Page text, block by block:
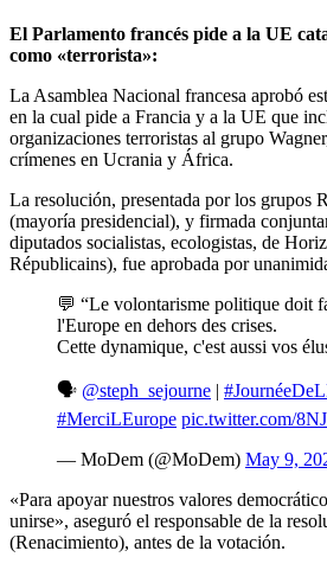
El Parlamento francés pide a la UE
como «terrorista»:
La Asamblea Nacional francesa aprobó
en la cual pide a Francia y a la UE que
organizaciones terroristas al grupo
crímenes en Ucrania y África.
La resolución, presentada por los grupos
(mayoría presidencial), y firmada
diputados socialistas, ecologistas, de
Républicains), fue aprobada por
💬 “Le volontarisme politique doit
l'Europe en dehors des crises.
Cette dynamique, c'est aussi vos
🗣️ @steph_sejourne |
#MerciLEurope pic.twitter.com/
— MoDem (@MoDem) May 9,
«Para apoyar nuestros valores
unirse», aseguró el responsable de la
(Renacimiento), antes de la votación.